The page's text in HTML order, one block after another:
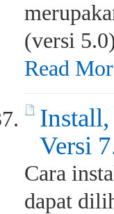
(versi
Read
Versi
Cara
dapat